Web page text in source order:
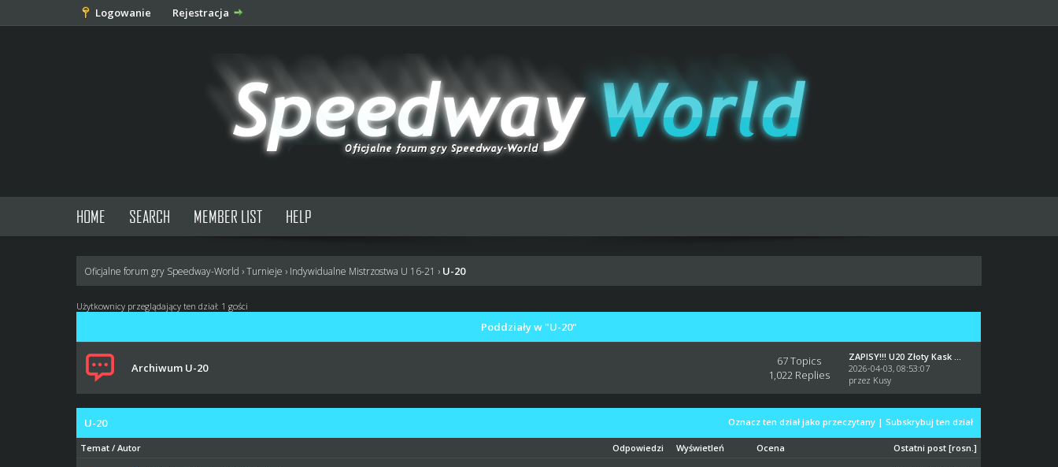
Logowanie Rejestracja
HOME SEARCH MEMBER LIST HELP
Oficjalne forum gry Speedway-World ›Turnieje › Indywidualne Mistrzostwa U 16-21 › U-20
Użytkownicy przeglądający ten dział: 1 gości
Poddziały w "U-20"
Archiwum U-20
67 Topics
1,022 Replies
ZAPISY!!! U20 Złoty Kask ...
2026-04-03, 08:53:07
przez Kusy
Oznacz ten dział jako przeczytany |Subskrybuj ten dział
U-20
Temat /Autor Odpowiedzi Wyświetleń Ocena Ostatni post [rosn.]